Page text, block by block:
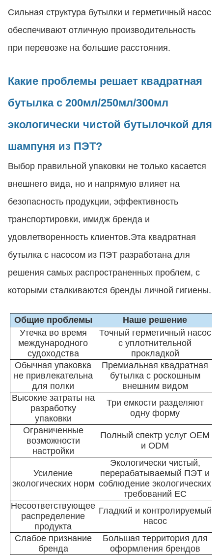
Сильная структура бутылки и герметичный насос
обеспечивают отличную производительность
при перевозке на большие расстояния.
Какие проблемы решает квадратная
бутылка с 200мл/250мл/300мл
экологически чистой бутылочкой для
шампуня из ПЭТ?
Выбор правильной упаковки не только касается
внешнего вида, но и напрямую влияет на
безопасность продукции, эффективность
транспортировки, имидж бренда и
удовлетворенность клиентов.Эта квадратная
бутылка с насосом из ПЭТ разработана для
решения самых распространенных проблем, с
которыми сталкиваются бренды личной гигиены.
Общие проблемы
Наше решение
Утечка во время
международного
судоходства
Точный герметичный насос
с уплотнительной
прокладкой
Обычная упаковка
не привлекательна
для полки
Премиальная квадратная
бутылка с роскошным
внешним видом
Высокие затраты на
разработку
упаковки
Три емкости разделяют
одну форму
Ограниченные
возможности
настройки
Полный спектр услуг OEM
и ODM
Усиление
экологических норм
Экологически чистый,
перерабатываемый ПЭТ и
соблюдение экологических
требований ЕС
Несоответствующее
распределение
продукта
Гладкий и контролируемый
насос
Слабое признание
бренда
Большая территория для
оформления брендов